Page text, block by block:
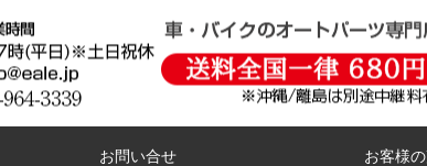
お問い合せ お客様